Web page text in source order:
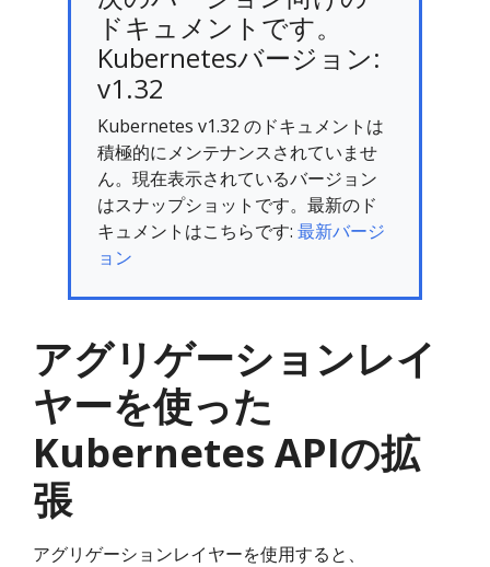
ドキュメントです。
Kubernetesバージョン:
v1.32
Kubernetes v1.32 のドキュメントは
積極的にメンテナンスされていませ
ん。現在表示されているバージョン
はスナップショットです。最新のド
キュメントはこちらです: 最新バージ
ョン
アグリゲーションレイ
ヤーを使った
Kubernetes APIの拡
張
アグリゲーションレイヤーを使用すると、